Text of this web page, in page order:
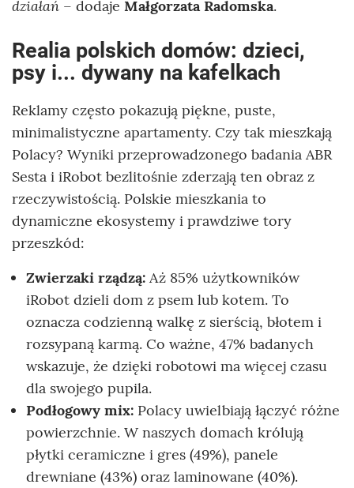
działań – dodaje Małgorzata Radomska.
Realia polskich domów: dzieci,
psy i... dywany na kafelkach
Reklamy często pokazują piękne, puste,
minimalistyczne apartamenty. Czy tak mieszkają
Polacy? Wyniki przeprowadzonego badania ABR
Sesta i iRobot bezlitośnie zderzają ten obraz z
rzeczywistością. Polskie mieszkania to
dynamiczne ekosystemy i prawdziwe tory
przeszkód:
Zwierzaki rządzą: Aż 85% użytkowników
iRobot dzieli dom z psem lub kotem. To
oznacza codzienną walkę z sierścią, błotem i
rozsypaną karmą. Co ważne, 47% badanych
wskazuje, że dzięki robotowi ma więcej czasu
dla swojego pupila.
Podłogowy mix: Polacy uwielbiają łączyć różne
powierzchnie. W naszych domach królują
płytki ceramiczne i gres (49%), panele
drewniane (43%) oraz laminowane (40%).